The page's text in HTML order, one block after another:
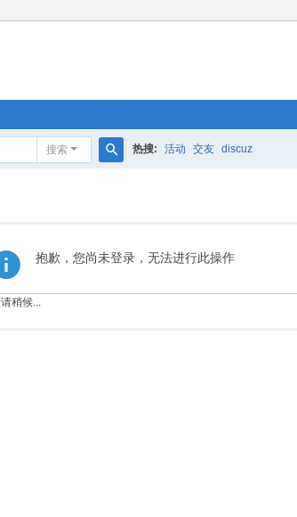
搜索 热搜: 活动 交友 discuz
抱歉，您尚未登录，无法进行此操作
请稍候...